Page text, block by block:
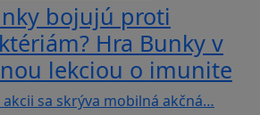
bojujú proti
Hra Bunky v
lekciou o imunite
sa skrýva mobilná akčná…